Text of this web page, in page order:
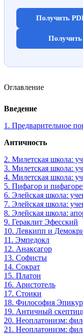
Получить
Оглавление
Введение
1. Предварительное
Античность
2. Милетская школа:
3. Милетская школа:
4. Милетская школа:
5. Пифагор и
6. Элейская школа:
7. Элейская школа:
8. Элейская школа:
9. Гераклит Эфесский
10. Левкипп и
11. Эмпедокл
12. Анаксагор
13. Софисты
14. Сократ
15. Платон
16. Аристотель
17. Стоики
18. Философия
19. Античный
20. Неоплатонизм:
21. Неоплатонизм: